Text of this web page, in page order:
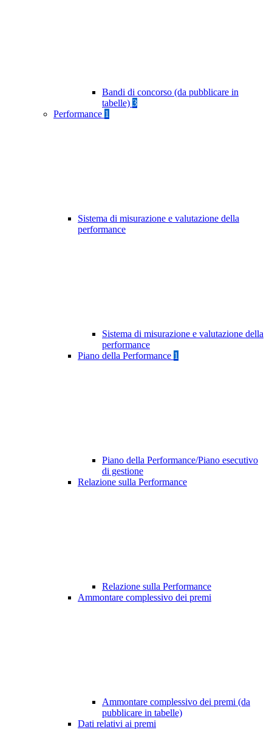
Bandi di concorso (da pubblicare in
tabelle) 3
Performance 1
Sistema di misurazione e valutazione della
performance
Sistema di misurazione e valutazione della
performance
Piano della Performance 1
Piano della Performance/Piano esecutivo
di gestione
Relazione sulla Performance
Relazione sulla Performance
Ammontare complessivo dei premi
Ammontare complessivo dei premi (da
pubblicare in tabelle)
Dati relativi ai premi